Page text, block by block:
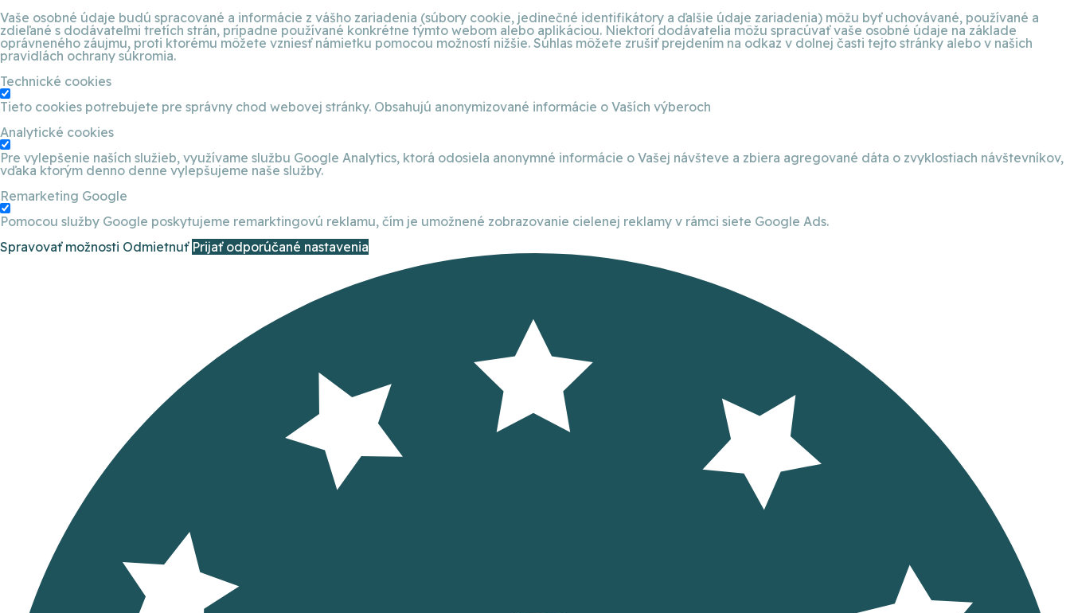
Vaše osobné údaje budú spracované a informácie z vášho zariadenia (súbory cookie, jedinečné identifikátory a ďalšie údaje zariadenia) môžu byť uchovávané, používané a
zdieľané s dodávateľmi tretích strán, prípadne používané konkrétne týmto webom alebo aplikáciou. Niektorí dodávatelia môžu spracúvať vaše osobné údaje na základe
oprávneného záujmu, proti ktorému môžete vzniesť námietku pomocou možností nižšie. Súhlas môžete zrušiť prejdením na odkaz v dolnej časti tejto stránky alebo v našich
pravidlách ochrany súkromia.
Technické cookies
Tieto cookies potrebujete pre správny chod webovej stránky. Obsahujú anonymizované informácie o Vaších výberoch
Analytické cookies
Pre vylepšenie naších služieb, využívame službu Google Analytics, ktorá odosiela anonymné informácie o Vašej návšteve a zbiera agregované dáta o zvyklostiach návštevníkov,
vďaka ktorým denno denne vylepšujeme naše služby.
Remarketing Google
Pomocou služby Google poskytujeme remarktingovú reklamu, čím je umožnené zobrazovanie cielenej reklamy v rámci siete Google Ads.
Spravovať možnosti Odmietnuť Prijať odporúčané nastavenia